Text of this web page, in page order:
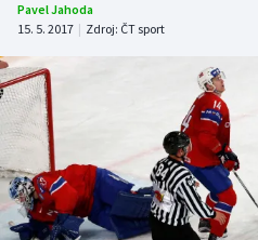
Atletika
Cyklistika
DALŠÍ SPORTY
Americký fotbal
Baseball a softbal
NEPŘEHLÉDNĚTE
Soutěže
Pavel Jahoda
15. 5. 2017 | Zdroj: ČT sport